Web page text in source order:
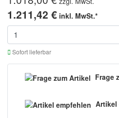
1.211,42 € inkl. MwSt.*
Sofort lieferbar
Frage
Artikel